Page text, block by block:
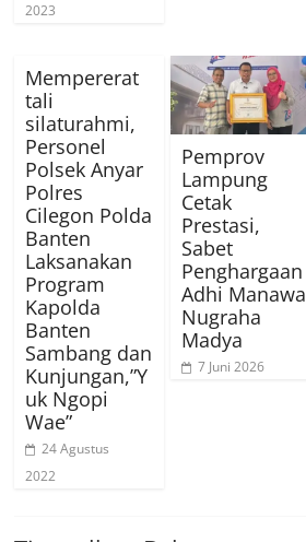
2023
Mempererat
tali
silaturahmi,
Personel
Polsek Anyar
Polres
Cilegon Polda
Banten
Laksanakan
Program
Kapolda
Banten
Sambang dan
Kunjungan,”Y
uk Ngopi
Wae”
24 Agustus
2022
Pemprov
Lampung
Cetak
Prestasi,
Sabet
Penghargaan
Adhi Manawa
Nugraha
Madya
7 Juni 2026